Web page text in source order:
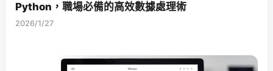
Python，職場必備的高效數據處理術
2026/1/27